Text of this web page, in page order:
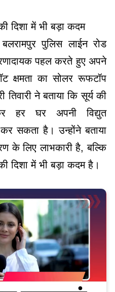
दिशा में भी बड़ा कदम
पुलिस लाईन रोड
पहल करते हुए अपने
क्षमता का सोलर रूफटॉप
ने बताया कि सूर्य की
हर घर अपनी विद्युत
सकता है। उन्होंने बताया
के लिए लाभकारी है, बल्कि
दिशा में भी बड़ा कदम है।